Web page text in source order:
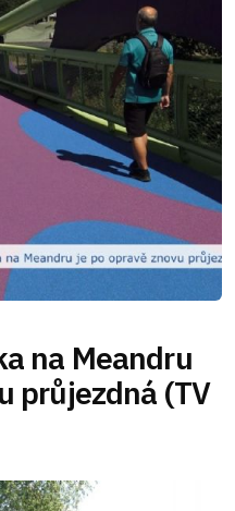
na Meandru
průjezdná (TV